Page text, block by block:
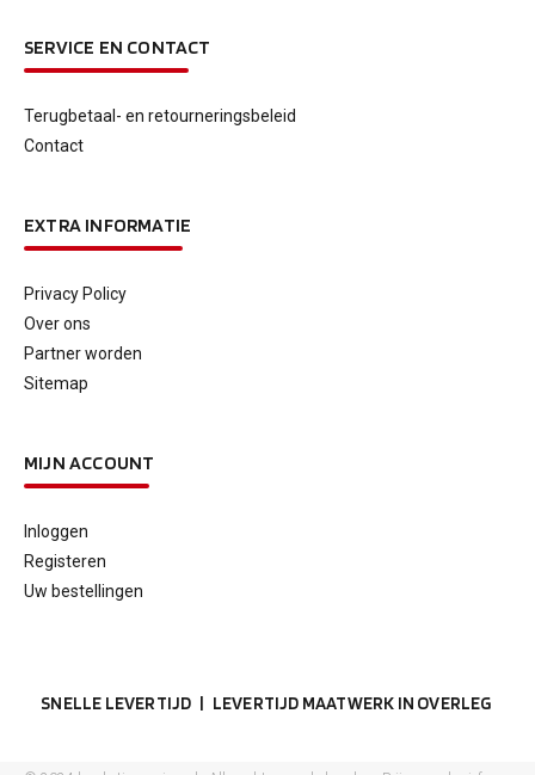
SERVICE EN CONTACT
Terugbetaal- en retourneringsbeleid
Contact
EXTRA INFORMATIE
Privacy Policy
Over ons
Partner worden
Sitemap
MIJN ACCOUNT
Inloggen
Registeren
Uw bestellingen
SNELLE LEVERTIJD | LEVERTIJD MAATWERK IN OVERLEG